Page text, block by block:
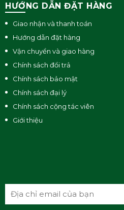
HƯỚNG DẪN ĐẶT HÀNG
Giao nhận và thanh toán
Hướng dẫn đặt hàng
Vận chuyển và giao hàng
Chính sách đổi trả
Chính sách bảo mật
Chính sách đại lý
Chính sách cộng tác viên
Giới thiệu